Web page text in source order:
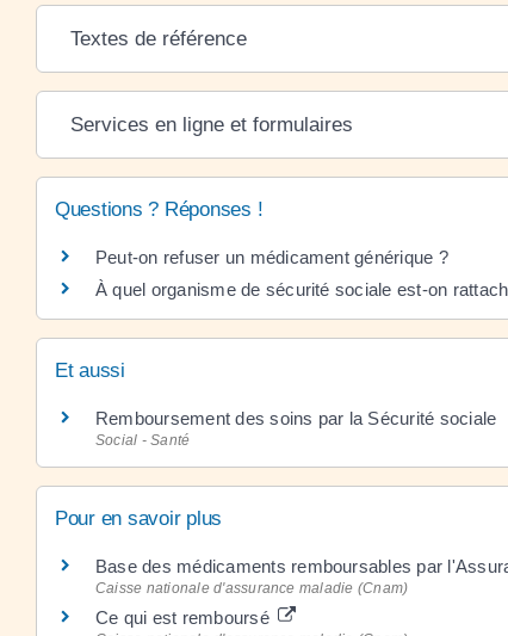
Textes de référence
Services en ligne et formulaires
Questions ? Réponses !
Peut-on refuser un médicament générique ?
À quel organisme de sécurité sociale est-on
Et aussi
Remboursement des soins par la Sécurité sociale
Social - Santé
Pour en savoir plus
Base des médicaments remboursables par
Caisse nationale d'assurance maladie (Cnam)
Ce qui est remboursé